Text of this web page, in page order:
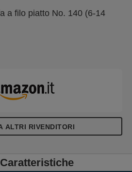
a filo piatto No. 140 (6-14
ALTRI RIVENDITORI